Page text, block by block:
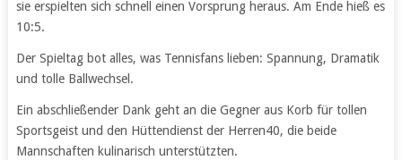
sie erspielten sich schnell einen Vorsprung heraus. Am Ende hieß es
10:5.
Der Spieltag bot alles, was Tennisfans lieben: Spannung, Dramatik
und tolle Ballwechsel.
Ein abschließender Dank geht an die Gegner aus Korb für tollen
Sportsgeist und den Hüttendienst der Herren40, die beide
Mannschaften kulinarisch unterstützten.